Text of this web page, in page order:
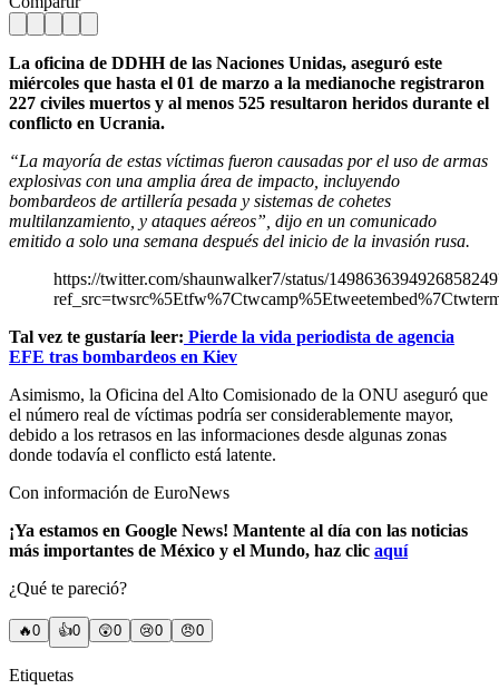
La oficina de DDHH de las Naciones Unidas, aseguró este
miércoles que hasta el 01 de marzo a la medianoche registraron
227 civiles muertos y al menos 525 resultaron heridos durante el
conflicto en Ucrania.
“La mayoría de estas víctimas fueron causadas por el uso de armas
explosivas con una amplia área de impacto, incluyendo
bombardeos de artillería pesada y sistemas de cohetes
multilanzamiento, y ataques aéreos”, dijo en un comunicado
emitido a solo una semana después del inicio de la invasión rusa.
https://twitter.com/shaunwalker7/status/
Tal vez te gustaría leer: Pierde la vida periodista de agencia
EFE tras bombardeos en Kiev
Asimismo, la Oficina del Alto Comisionado de la ONU aseguró que
el número real de víctimas podría ser considerablemente mayor,
debido a los retrasos en las informaciones desde algunas zonas
donde todavía el conflicto está latente.
Con información de EuroNews
¡Ya estamos en Google News! Mantente al día con las noticias
más importantes de México y el Mundo, haz clic aquí
¿Qué te pareció?
🔥0 👍0 😲0 😢0 😠0
Etiquetas